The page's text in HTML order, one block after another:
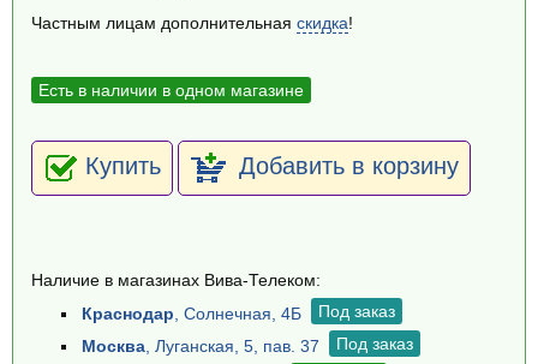
Частным лицам дополнительная скидка!
Есть в наличии в одном магазине
Купить Добавить в корзину
Наличие в магазинах Вива-Телеком:
Краснодар , Солнечная, 4Б
Под заказ
Москва , Луганская, 5, пав. 37
Под заказ